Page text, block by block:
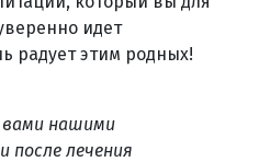
идет
радует этим родных!
вами нашими
после лечения